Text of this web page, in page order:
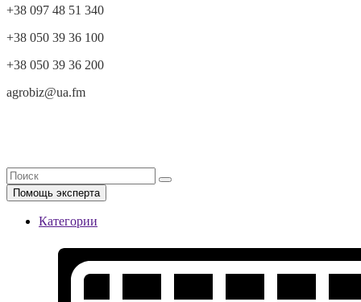
+38 097 48 51 340
+38 050 39 36 100
+38 050 39 36 200
agrobiz@ua.fm
Помощь эксперта
Категории